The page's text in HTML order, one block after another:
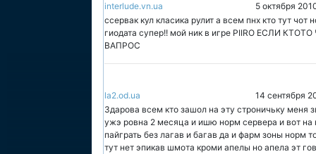
interlude.vn.ua
5 октября
cсервак кул класика рулит а всем пнх кто тут
гиодата супер!! мой ник в игре PIIRO ЕСЛИ
ВАПРОС
la2.od.ua
14 сентября
Здарова всем кто зашол на эту строничьку меня
ужэ ровна 2 месяца и ишю норм сервера и вот
пайграть без лагав и багав да и фарм зоны норм
тут нет эпикав шмота кроми апелы но апела эт